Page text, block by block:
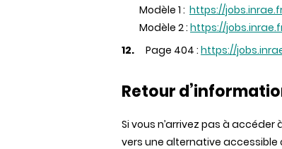
Modèle 1 : https://
Modèle 2 : https://
Page 404 : https://
Retour
Si vous n’arrivez pas à
vers une alternative accessible